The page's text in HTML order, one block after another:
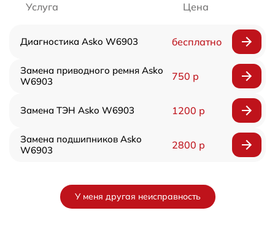
Услуга Цена
Диагностика Asko W6903 бесплатно
Замена приводного ремня Asko
W6903
750 р
Замена ТЭН Asko W6903 1200 р
Замена подшипников Asko
W6903
2800 р
У меня другая неисправность